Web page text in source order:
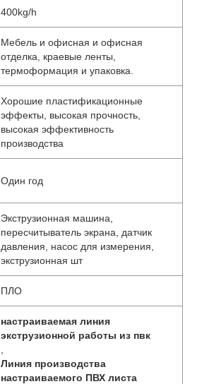
400kg/h
Мебель и офисная и офисная
отделка, краевые ленты,
термоформация и упаковка.
Хорошие пластификационные
эффекты, высокая прочность,
высокая эффективность
производства
Один год
Экструзионная машина,
пересчитыватель экрана, датчик
давления, насос для измерения,
экструзионная шт
ПЛО
настраиваемая линия
экструзионной работы из пвк
Линия производства
настраиваемого ПВХ листа